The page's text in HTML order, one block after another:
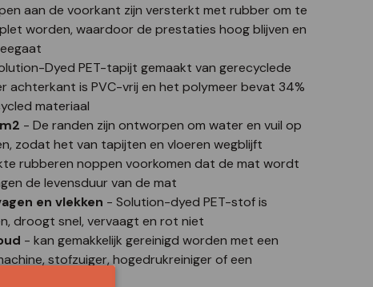
aan de voorkant zijn versterkt met rubber om te
worden, waardoor de prestaties hoog blijven en
Dyed PET-tapijt gemaakt van gerecyclede
achterkant is PVC-vrij en het polymeer bevat 34%
materiaal
- De randen zijn ontworpen om water en vuil op
zodat het van tapijten en vloeren wegblijft
rubberen noppen voorkomen dat de mat wordt
de levensduur van de mat
en vlekken - Solution-dyed PET-stof is
droogt snel, vervaagt en rot niet
- kan gemakkelijk gereinigd worden met een
stofzuiger, hogedrukreiniger of een